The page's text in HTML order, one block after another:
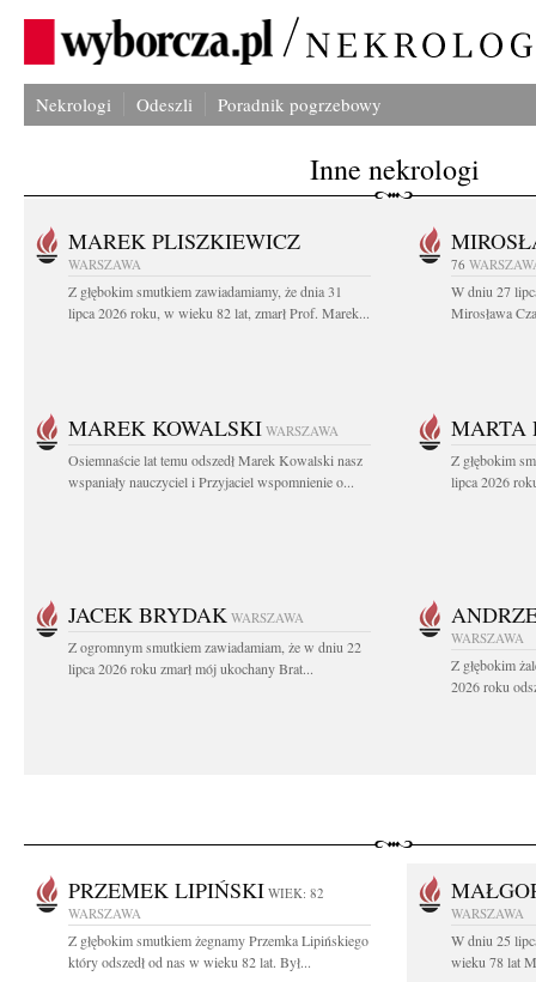
Nekrologi Odeszli Poradnik pogrzebowy
Inne nekrologi
MAREK PLISZKIEWICZ
WARSZAWA
Z głębokim smutkiem zawiadamiamy, że dnia 31
lipca 2026 roku, w wieku 82 lat, zmarł Prof. Marek...
76
W dniu 27
Mirosława
MAREK KOWALSKI WARSZAWA
Osiemnaście lat temu odszedł Marek Kowalski nasz
wspaniały nauczyciel i Przyjaciel wspomnienie o...
MARTA
Z głębokim
lipca 2026
JACEK BRYDAK WARSZAWA
Z ogromnym smutkiem zawiadamiam, że w dniu 22
lipca 2026 roku zmarł mój ukochany Brat...
WARSZAWA
Z głębokim
2026 roku
PRZEMEK LIPIŃSKI WIEK: 82
WARSZAWA
Z głębokim smutkiem żegnamy Przemka Lipińskiego
który odszedł od nas w wieku 82 lat. Był...
WARSZAWA
W dniu 25
wieku 78 lat